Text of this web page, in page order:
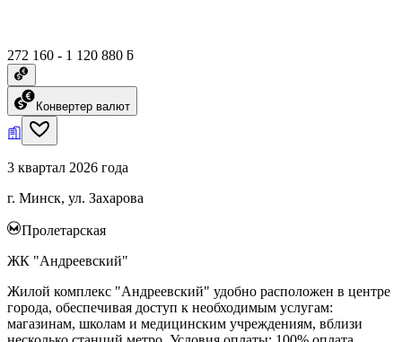
272 160 - 1 120 880 ƃ
Конвертер валют
3 квартал 2026 года
г. Минск, ул. Захарова
Пролетарская
ЖК "Андреевский"
Жилой комплекс "Андреевский" удобно расположен в центре
города, обеспечивая доступ к необходимым услугам:
магазинам, школам и медицинским учреждениям, вблизи